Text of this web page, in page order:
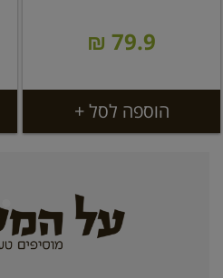
79.9 ₪
הוספה לסל +